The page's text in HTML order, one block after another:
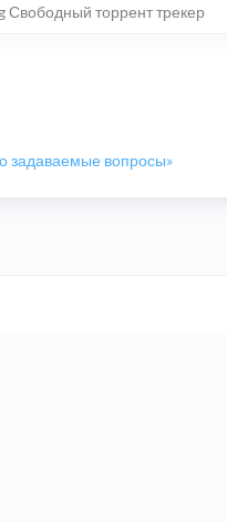
Свободный торрент трекер
задаваемые вопросы»